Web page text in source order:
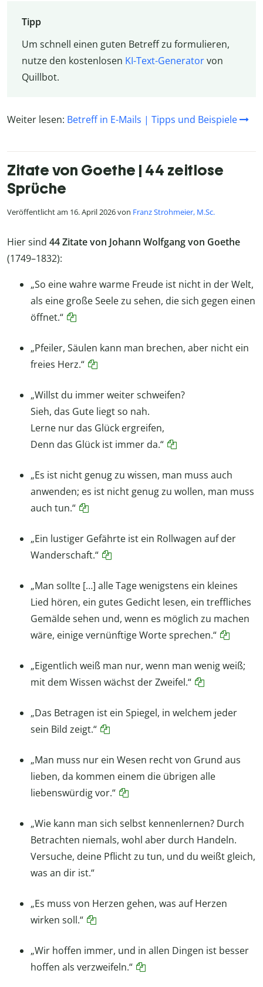
Tipp
Um schnell einen guten Betreff zu formulieren,
nutze den kostenlosen KI-Text-Generatorvon
Quillbot.
Weiter lesen: Betreff in E-Mails | Tipps und Beispiele
Zitate von Goethe | 44 zeitlose
Sprüche
Veröffentlicht am 16. April 2026 von Franz Strohmeier, M.Sc.
Hier sind 44 Zitate von Johann Wolfgang von Goethe
(1749–1832):
„So eine wahre warme Freude ist nicht in der Welt,
als eine große Seele zu sehen, die sich gegen einen
öffnet.“
„Pfeiler, Säulen kann man brechen, aber nicht ein
freies Herz.“
„Willst du immer weiter schweifen?
Sieh, das Gute liegt so nah.
Lerne nur das Glück ergreifen,
Denn das Glück ist immer da.“
„Es ist nicht genug zu wissen, man muss auch
anwenden; es ist nicht genug zu wollen, man muss
auch tun.“
„Ein lustiger Gefährte ist ein Rollwagen auf der
Wanderschaft.“
„Man sollte […] alle Tage wenigstens ein kleines
Lied hören, ein gutes Gedicht lesen, ein treffliches
Gemälde sehen und, wenn es möglich zu machen
wäre, einige vernünftige Worte sprechen.“
„Eigentlich weiß man nur, wenn man wenig weiß;
mit dem Wissen wächst der Zweifel.“
„Das Betragen ist ein Spiegel, in welchem jeder
sein Bild zeigt.“
„Man muss nur ein Wesen recht von Grund aus
lieben, da kommen einem die übrigen alle
liebenswürdig vor.“
„Wie kann man sich selbst kennenlernen? Durch
Betrachten niemals, wohl aber durch Handeln.
Versuche, deine Pflicht zu tun, und du weißt gleich,
was an dir ist.“
„Es muss von Herzen gehen, was auf Herzen
wirken soll.“
„Wir hoffen immer, und in allen Dingen ist besser
hoffen als verzweifeln.“